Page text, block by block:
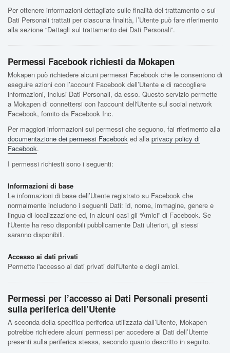
Per ottenere informazioni dettagliate sulle finalità del trattamento e sui
Dati Personali trattati per ciascuna finalità, l’Utente può fare riferimento
alla sezione “Dettagli sul trattamento dei Dati Personali”.
Permessi Facebook richiesti da Mokapen
Mokapen può richiedere alcuni permessi Facebook che le consentono di
eseguire azioni con l’account Facebook dell’Utente e di raccogliere
informazioni, inclusi Dati Personali, da esso. Questo servizio permette
a Mokapen di connettersi con l'account dell'Utente sul social network
Facebook, fornito da Facebook Inc.
Per maggiori informazioni sui permessi che seguono, fai riferimento alla
documentazione dei permessi Facebook ed alla privacy policy di
Facebook.
I permessi richiesti sono i seguenti:
Informazioni di base
Le informazioni di base dell’Utente registrato su Facebook che
normalmente includono i seguenti Dati: id, nome, immagine, genere e
lingua di localizzazione ed, in alcuni casi gli “Amici” di Facebook. Se
l'Utente ha reso disponibili pubblicamente Dati ulteriori, gli stessi
saranno disponibili.
Accesso ai dati privati
Permette l'accesso ai dati privati dell'Utente e degli amici.
Permessi per l’accesso ai Dati Personali presenti
sulla periferica dell’Utente
A seconda della specifica periferica utilizzata dall’Utente, Mokapen
potrebbe richiedere alcuni permessi per accedere ai Dati dell’Utente
presenti sulla periferica stessa, secondo quanto descritto in seguito.